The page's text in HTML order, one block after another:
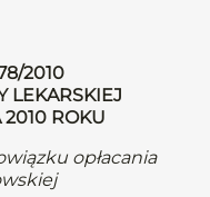
2010
LEKARSKIEJ
2010 ROKU
opłacania